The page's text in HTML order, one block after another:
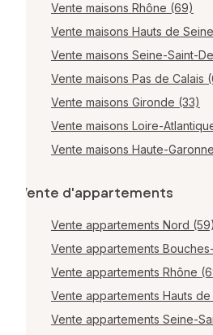
Vente maisons Rhône (69)
Vente maisons Hauts de
Vente maisons Seine-Saint-
Vente maisons Pas de Calais
Vente maisons Gironde (33)
Vente maisons Loire-
Vente maisons Haute-
Vente d'appartements
Vente appartements Nord (59)
Vente appartements
Vente appartements Rhône
Vente appartements Hauts
Vente appartements Seine-